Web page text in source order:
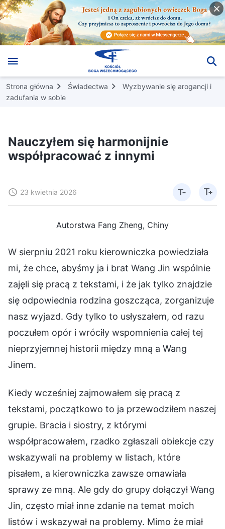
Strona główna Świadectwa
Wyzbywanie się arogancji i
zadufania w sobie
Nauczyłem się harmonijnie
współpracować z innymi
23 kwietnia 2026
Autorstwa Fang Zheng, Chiny
W sierpniu 2021 roku kierowniczka powiedziała
mi, że chce, abyśmy ja i brat Wang Jin wspólnie
zajęli się pracą z tekstami, i że jak tylko znajdzie
się odpowiednia rodzina goszcząca, zorganizuje
nasz wyjazd. Gdy tylko to usłyszałem, od razu
poczułem opór i wróciły wspomnienia całej tej
nieprzyjemnej historii między mną a Wang
Jinem.
Kiedy wcześniej zajmowałem się pracą z
tekstami, początkowo to ja przewodziłem naszej
grupie. Bracia i siostry, z którymi
współpracowałem, rzadko zgłaszali obiekcje czy
wskazywali na problemy w listach, które
pisałem, a kierowniczka zawsze omawiała
sprawy ze mną. Ale gdy do grupy dołączył Wang
Jin, często miał inne zdanie na temat moich
listów i wskazywał na problemy. Mimo że miał